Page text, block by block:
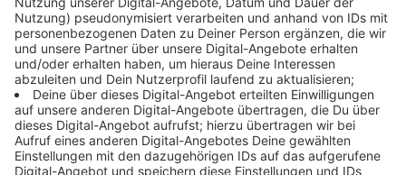
Mobilitätseinschränkung beispielsweise die Fahrt ins
Grünen.
Zwei Spezialfahrräder kosten zusammen 20 000 Euro.
Die LEADER Region Bocholter Aa übernimmt 65 % und
die Stadt Borken beteiligt sich mit 17,5 %.
Nun bleibt eine Restsumme von 3400 Euro die das
Seniorenzentrum Langenkamp in Borken-Gemen selbst